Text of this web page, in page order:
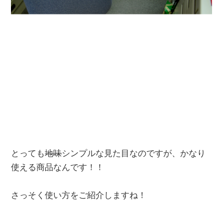
とっても地味シンプルな見た目なのですが、かなり
使える商品なんです！！
さっそく使い方をご紹介しますね！